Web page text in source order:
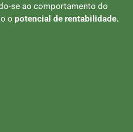
se ao comportamento do
o potencial de rentabilidade.